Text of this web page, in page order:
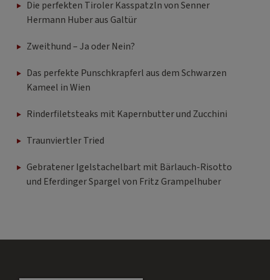
Die perfekten Tiroler Kasspatzln von Senner
Hermann Huber aus Galtür
Zweithund – Ja oder Nein?
Das perfekte Punschkrapferl aus dem Schwarzen
Kameel in Wien
Rinderfiletsteaks mit Kapernbutter und Zucchini
Traunviertler Tried
Gebratener Igelstachelbart mit Bärlauch-Risotto
und Eferdinger Spargel von Fritz Grampelhuber